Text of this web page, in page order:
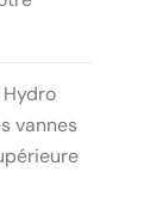
Hydro
vannes